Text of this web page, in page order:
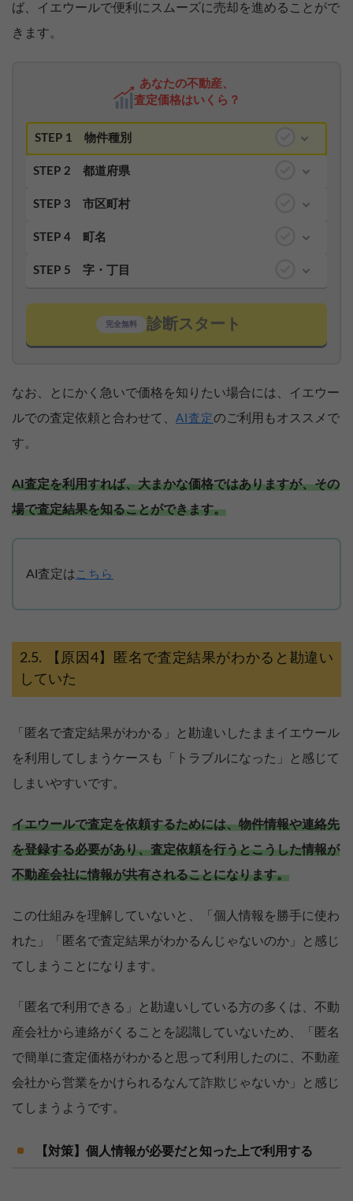
ば、イエウールで便利にスムーズに売却を進めることがで
きます。
あなたの不動産、
査定価格はいくら？
STEP 1 物件種別
STEP 2 都道府県
STEP 3 市区町村
STEP 4 町名
STEP 5 字・丁目
完全無料 診断スタート
なお、とにかく急いで価格を知りたい場合には、イエウー
ルでの査定依頼と合わせて、 AI査定のご利用もオススメで
す。
AI査定を利用すれば、大まかな価格ではありますが、その
場で査定結果を知ることができます。
AI査定は こちら
【原因4】匿名で査定結果がわかると勘違い
していた
「匿名で査定結果がわかる」と勘違いしたままイエウール
を利用してしまうケースも「トラブルになった」と感じて
しまいやすいです。
イエウールで査定を依頼するためには、物件情報や連絡先
を登録する必要があり、査定依頼を行うとこうした情報が
不動産会社に情報が共有されることになります。
この仕組みを理解していないと、「個人情報を勝手に使わ
れた」「匿名で査定結果がわかるんじゃないのか」と感じ
てしまうことになります。
「匿名で利用できる」と勘違いしている方の多くは、不動
産会社から連絡がくることを認識していないため、「匿名
で簡単に査定価格がわかると思って利用したのに、不動産
会社から営業をかけられるなんて詐欺じゃないか」と感じ
てしまうようです。
【対策】個人情報が必要だと知った上で利用する
【完全無料】うちの価格いくら？